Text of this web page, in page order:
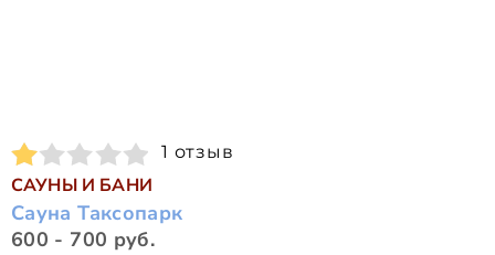
1 отзыв
САУНЫ И БАНИ
Сауна Таксопарк
600 - 700 руб.